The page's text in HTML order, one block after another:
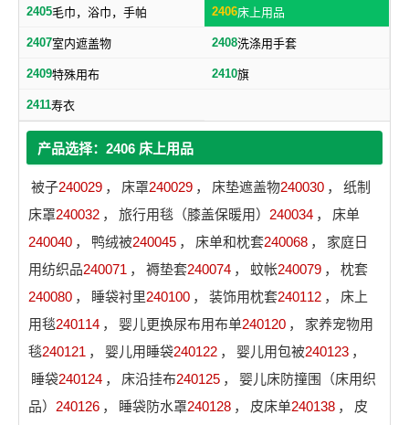
2405毛巾，浴巾，手帕 2406床上用品
2407室内遮盖物 2408洗涤用手套
2409特殊用布 2410旗
2411寿衣
产品选择：2406 床上用品
被子240029 ， 床罩240029 ， 床垫遮盖物240030 ，
纸制
床罩240032 ， 旅行用毯（膝盖保暖用） 240034 ，
床单
240040 ， 鸭绒被240045 ， 床单和枕套240068 ，
家庭日
用纺织品240071 ， 褥垫套240074 ， 蚊帐240079 ，
枕套
240080 ， 睡袋衬里240100 ， 装饰用枕套240112 ，
床上
用毯240114 ， 婴儿更换尿布用布单240120 ，
家养宠物用
毯240121 ， 婴儿用睡袋240122 ， 婴儿用包被240123 ，
睡袋240124 ， 床沿挂布240125 ，
婴儿床防撞围（床用织
品） 240126 ， 睡袋防水罩240128 ， 皮床单240138 ，
皮